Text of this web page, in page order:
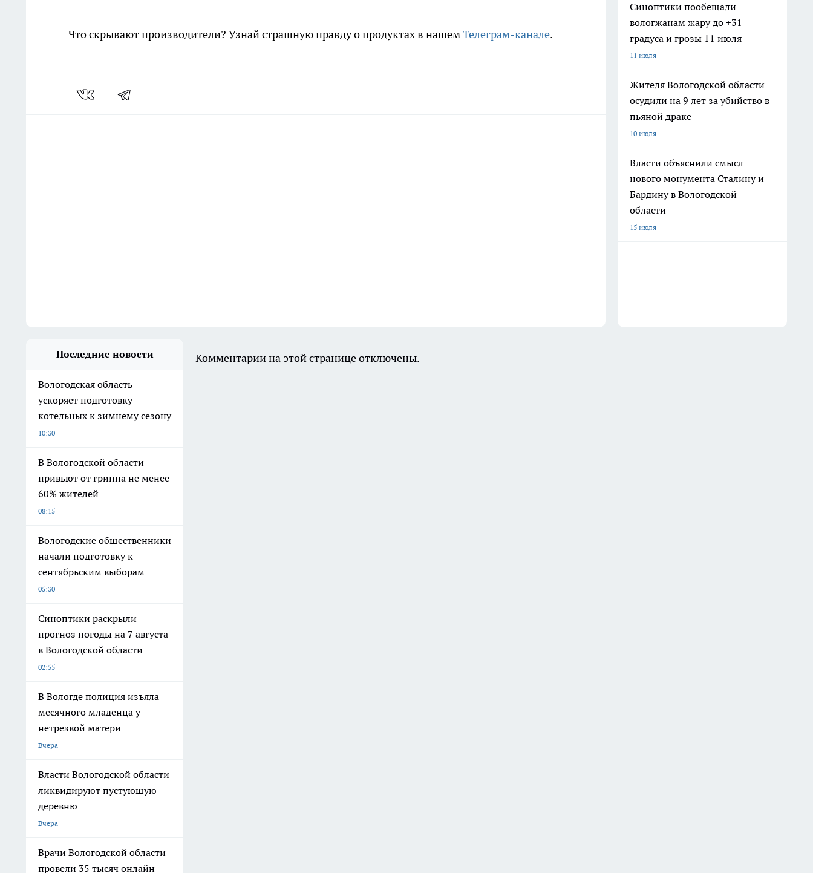
Что скрывают производители? Узнай страшную правду о продуктах в нашемТелеграм-канале.
Синоптики пообещали
вологжанам жару до +31
градуса и грозы 11 июля
11 июля
Жителя Вологодской области
осудили на 9 лет за убийство в
пьяной драке
10 июля
Власти объяснили смысл
нового монумента Сталину и
Бардину в Вологодской
области
15 июля
Последние новости
Вологодская область
ускоряет подготовку
котельных к зимнему сезону
10:30
В Вологодской области
привьют от гриппа не менее
60% жителей
08:15
Вологодские общественники
начали подготовку к
сентябрьским выборам
05:30
Синоптики раскрыли
прогноз погоды на 7 августа
в Вологодской области
02:55
В Вологде полиция изъяла
месячного младенца у
нетрезвой матери
Вчера
Власти Вологодской области
ликвидируют пустующую
деревню
Вчера
Врачи Вологодской области
провели 35 тысяч онлайн-
Комментарии на этой странице отключены.